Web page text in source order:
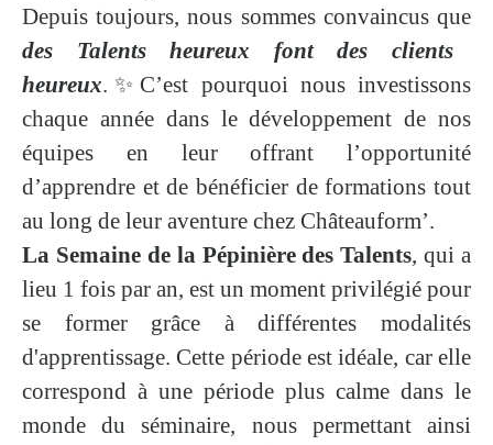
Depuis toujours, nous sommes convaincus que
des Talents heureux font des clients
heureux.✨C’est pourquoi nous investissons
chaque année dans le développement de nos
équipes en leur offrant l’opportunité
d’apprendre et de bénéficier de formations tout
au long de leur aventure chez Châteauform’.
La Semaine de la Pépinière des Talents, qui a
lieu 1 fois par an, est un moment privilégié pour
se former grâce à différentes modalités
d'apprentissage. Cette période est idéale, car elle
correspond à une période plus calme dans le
monde du séminaire, nous permettant ainsi